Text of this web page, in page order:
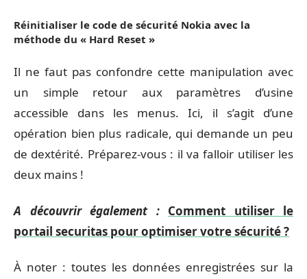
Réinitialiser le code de sécurité Nokia avec la
méthode du « Hard Reset »
Il ne faut pas confondre cette manipulation avec
un simple retour aux paramètres d’usine
accessible dans les menus. Ici, il s’agit d’une
opération bien plus radicale, qui demande un peu
de dextérité. Préparez-vous : il va falloir utiliser les
deux mains !
A découvrir également : Comment utiliser le
portail securitas pour optimiser votre sécurité ?
À noter : toutes les données enregistrées sur la